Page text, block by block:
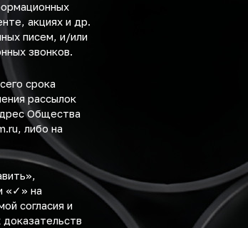
акциях и др.
писем, и/или
звонков.
срока
рассылок
Общества
, либо на
«✓» на
согласия и